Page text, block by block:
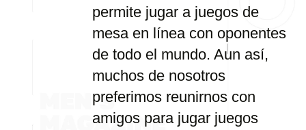
permite jugar a juegos de
mesa en línea con oponentes
de todo el mundo. Aun así,
muchos de nosotros
preferimos reunirnos con
amigos para jugar juegos